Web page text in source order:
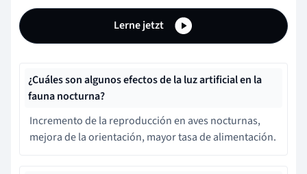
Lerne jetzt
¿Cuáles son algunos efectos de la luz artificial en la
fauna nocturna?
Incremento de la reproducción en aves nocturnas,
mejora de la orientación, mayor tasa de alimentación.